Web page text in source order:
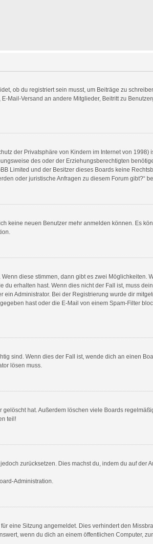
ob du registriert sein musst, um Beiträge zu
Mail-Versand an andere Mitglieder, Beitritt zu
der Privatsphäre von Kindern im Internet von
des oder der Erziehungsberechtigten
Limited und der Besitzer dieses Boards keine
oder juristische Anfragen zu diesem Forum gibt?“
keine neuen Benutzer mehr anmelden können. Es
diese stimmen, dann gibt es zwei Möglichkeiten.
erhalten hast. Wenn dies nicht der Fall ist, muss
Administrator. Bei der Registrierung wurde dir
hast oder die E-Mail von einem Spam-Filter
sind. Wenn dies der Fall ist, wende dich an einen
lösen muss.
hat. Außerdem löschen viele Boards
teil!
zurücksetzen. Dies machst du, indem du auf der
Administration.
eine Sitzung angemeldet. Dies verhindert den
wenn du dich an einem öffentlichen Computer,